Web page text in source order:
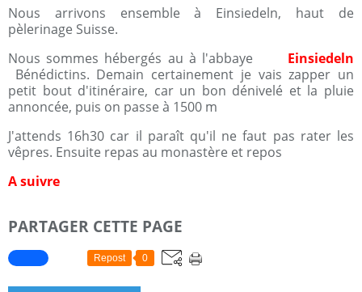
Nous arrivons ensemble à Einsiedeln, haut de
pèlerinage Suisse.
Nous sommes hébergés au à l'abbaye Einsiedeln
Bénédictins. Demain certainement je vais zapper un
petit bout d'itinéraire, car un bon dénivelé et la pluie
annoncée, puis on passe à 1500 m
J'attends 16h30 car il paraît qu'il ne faut pas rater les
vêpres. Ensuite repas au monastère et repos
A suivre
PARTAGER CETTE PAGE
Repost 0